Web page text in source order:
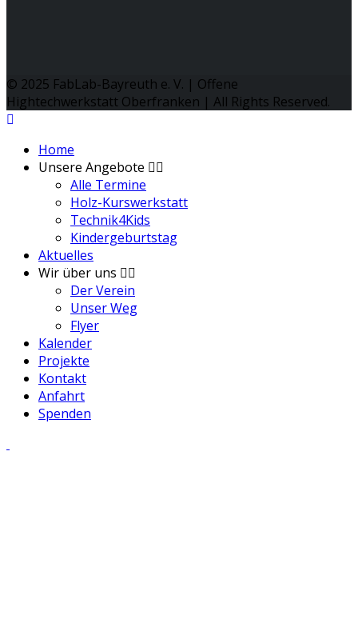
© 2025 FabLab-Bayreuth e. V. | Offene
Hightechwerkstatt Oberfranken | All Rights Reserved.
Home
Unsere Angebote
Alle Termine
Holz-Kurswerkstatt
Technik4Kids
Kindergeburtstag
Aktuelles
Wir über uns
Der Verein
Unser Weg
Flyer
Kalender
Projekte
Kontakt
Anfahrt
Spenden